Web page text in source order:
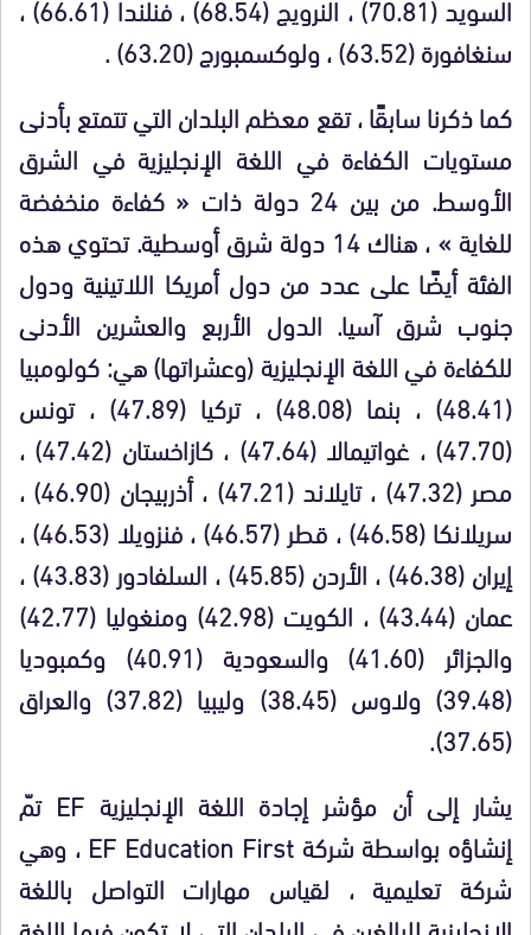
سنغافورة (63.52) ، ولوكسمبورج (63.20) .
كما ذكرنا سابقًا ، تقع معظم البلدان التي تتمتع بأدنى
مستويات الكفاءة في اللغة الإنجليزية في الشرق
الأوسط. من بين 24 دولة ذات « كفاءة منخفضة
للغاية » ، هناك 14 دولة شرق أوسطية. تحتوي هذه
الفئة أيضًا على عدد من دول أمريكا اللاتينية ودول
جنوب شرق آسيا. الدول الأربع والعشرين الأدنى
للكفاءة في اللغة الإنجليزية (وعشراتها) هي: كولومبيا
(48.41) ، بنما (48.08) ، تركيا (47.89) ، تونس
(47.70) ، غواتيمالا (47.64) ، كازاخستان (47.42) ،
مصر (47.32) ، تايلاند (47.21) ، أذربيجان (46.90) ،
سريلانكا (46.58) ، قطر (46.57) ، فنزويلا (46.53) ،
إيران (46.38) ، الأردن (45.85) ، السلفادور (43.83) ،
عمان (43.44) ، الكويت (42.98) ومنغوليا (42.77)
والجزائر (41.60) والسعودية (40.91) وكمبوديا
(39.48) ولاوس (38.45) وليبيا (37.82) والعراق
(37.65).
يشار إلى أن مؤشر إجادة اللغة الإنجليزية EF تمّ
إنشاؤه بواسطة شركة EF Education First ، وهي
شركة تعليمية ، لقياس مهارات التواصل باللغة